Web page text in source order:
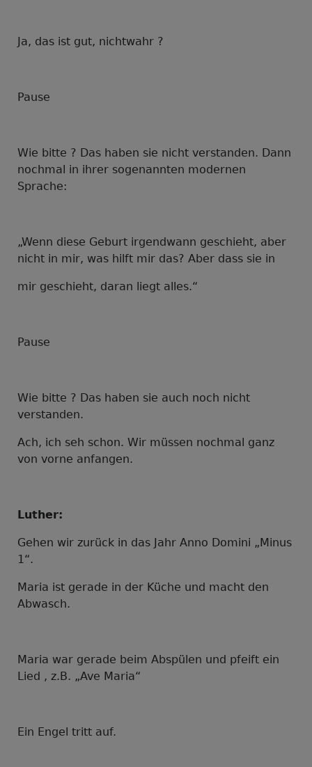
Ja, das ist gut, nichtwahr ?
Pause
Wie bitte ? Das haben sie nicht verstanden. Dann
nochmal in ihrer sogenannten modernen
Sprache:
„Wenn diese Geburt irgendwann geschieht, aber
nicht in mir, was hilft mir das? Aber dass sie in
mir geschieht, daran liegt alles.“
Pause
Wie bitte ? Das haben sie auch noch nicht
verstanden.
Ach, ich seh schon. Wir müssen nochmal ganz
von vorne anfangen.
Luther:
Gehen wir zurück in das Jahr Anno Domini „Minus
1“.
Maria ist gerade in der Küche und macht den
Abwasch.
Maria war gerade beim Abspülen und pfeift ein
Lied , z.B. „Ave Maria“
Ein Engel tritt auf.